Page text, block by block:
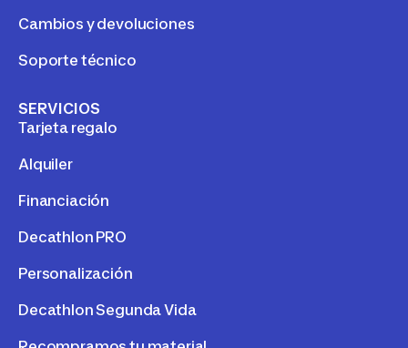
Cambios y devoluciones
Soporte técnico
SERVICIOS
Tarjeta regalo
Alquiler
Financiación
Decathlon PRO
Personalización
Decathlon Segunda Vida